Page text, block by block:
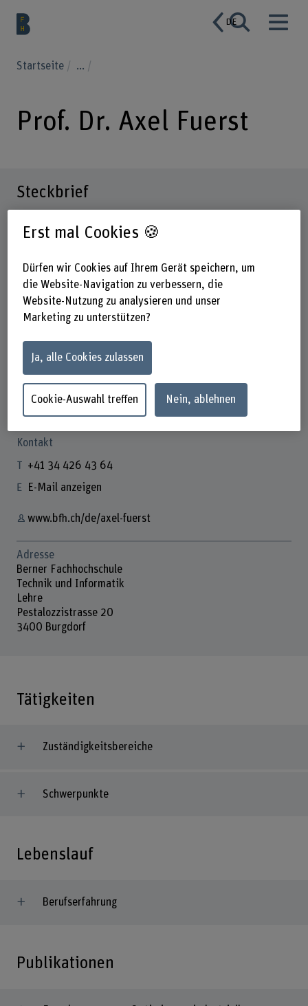
DE
Startseite ...
Prof. Dr. Axel Fuerst
Steckbrief
Leiter Maschinentechnik
Kontakt
+41 34 426 43 64
E-Mail anzeigen
www.bfh.ch/de/axel-fuerst
Adresse
Berner Fachhochschule
Technik und Informatik
Lehre
Pestalozzistrasse 20
3400 Burgdorf
Tätigkeiten
Zuständigkeitsbereiche
Schwerpunkte
Lebenslauf
Berufserfahrung
Publikationen
Erst mal Cookies 🍪
Dürfen wir Cookies auf Ihrem Gerät speichern, um
die Website-Navigation zu verbessern, die
Website-Nutzung zu analysieren und unser
Marketing zu unterstützen?
Ja, alle Cookies zulassen
Cookie-Auswahl treffen Nein, ablehnen